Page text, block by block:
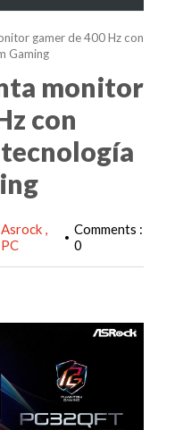
gamer de 400 Hz con
Gaming
monitor
con
tecnología
Asrock
PC
• Comments :
0